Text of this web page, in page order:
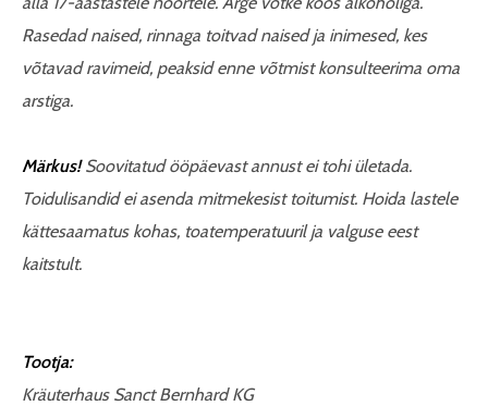
Rasedad naised, rinnaga toitvad naised ja inimesed, kes
võtavad ravimeid, peaksid enne võtmist konsulteerima oma
arstiga.
Märkus!Soovitatud ööpäevast annust ei tohi ületada.
Toidulisandid ei asenda mitmekesist toitumist. Hoida lastele
kättesaamatus kohas, toatemperatuuril ja valguse eest
kaitstult.
Tootja:
Kräuterhaus Sanct Bernhard KG